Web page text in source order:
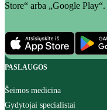
Store“ arba „Google Play“.
PASLAUGOS
Šeimos medicina
Gydytojai specialistai